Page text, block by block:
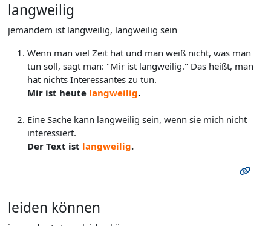
langweilig
jemandem ist langweilig, langweilig sein
Wenn man viel Zeit hat und man weiß nicht, was man
tun soll, sagt man: "Mir ist langweilig." Das heißt, man
hat nichts Interessantes zu tun.
Mir ist heute langweilig.
Eine Sache kann langweilig sein, wenn sie mich nicht
interessiert.
Der Text ist langweilig.
leiden können